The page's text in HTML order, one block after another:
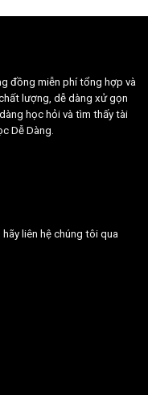
đồng miễn phí tổng hợp và
lượng, dễ dàng xử gọn
học hỏi và tìm thấy tài
Dễ Dàng.
liên hệ chúng tôi qua